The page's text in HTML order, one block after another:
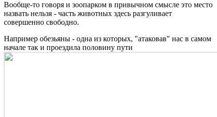
Вообще-то говоря и зоопарком в привычном смысле это место
назвать нельзя - часть животных здесь разгуливает
совершенно свободно.
Например обезьяны - одна из которых, "атаковав" нас в самом
начале так и проездила половину пути